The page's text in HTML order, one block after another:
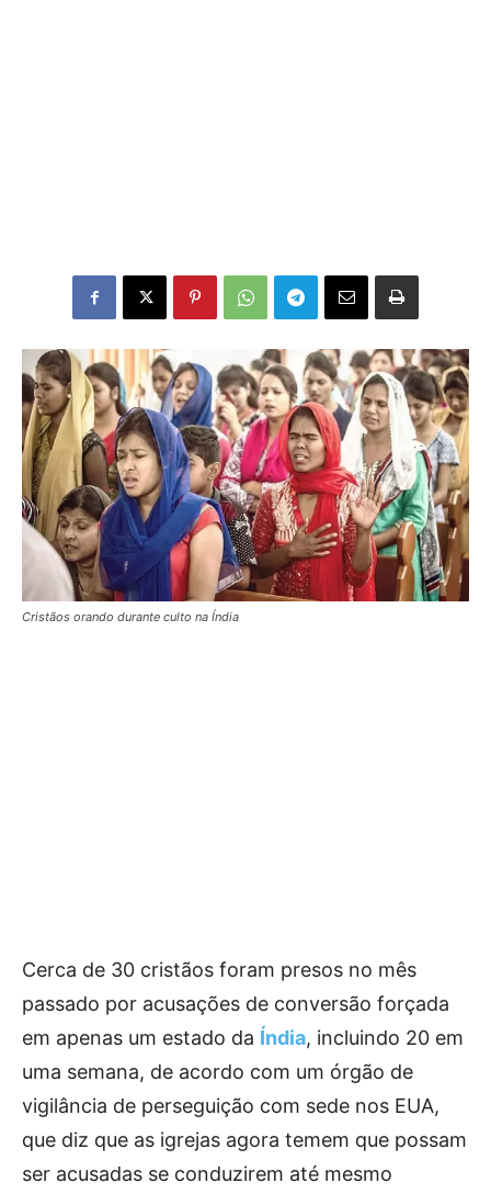
Cristãos orando durante culto na Índia
Cerca de 30 cristãos foram presos no mês
passado por acusações de conversão forçada
em apenas um estado da Índia, incluindo 20 em
uma semana, de acordo com um órgão de
vigilância de perseguição com sede nos EUA,
que diz que as igrejas agora temem que possam
ser acusadas se conduzirem até mesmo